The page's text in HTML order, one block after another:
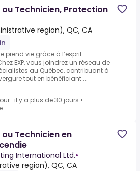
Technicien, Protection
region), QC, CA
prend vie grâce à l’esprit
EXP, vous joindrez un réseau de
au Québec, contribuant à
tout en bénéficiant ...
: il y a plus de 30 jours •
Technicien en
International Ltd.•
region), QC, CA